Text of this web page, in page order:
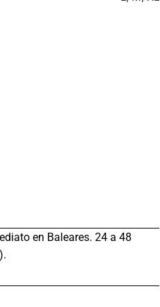
en Baleares. 24 a 48